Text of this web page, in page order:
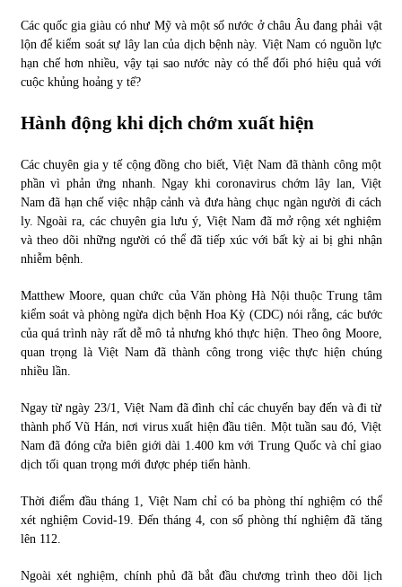
Top 10 xe bán chạy nhất tháng 9/2021
13/10/2021
Các quốc gia giàu có như Mỹ và một số nước ở châu Âu đang phải vật
lộn để kiểm soát sự lây lan của dịch bệnh này. Việt Nam có nguồn lực
hạn chế hơn nhiều, vậy tại sao nước này có thể đối phó hiệu quả với
cuộc khủng hoảng y tế?
Hành động khi dịch chớm xuất hiện
Các chuyên gia y tế cộng đồng cho biết, Việt Nam đã thành công một
phần vì phản ứng nhanh. Ngay khi coronavirus chớm lây lan, Việt
Nam đã hạn chế việc nhập cảnh và đưa hàng chục ngàn người đi cách
ly. Ngoài ra, các chuyên gia lưu ý, Việt Nam đã mở rộng xét nghiệm
và theo dõi những người có thể đã tiếp xúc với bất kỳ ai bị ghi nhận
nhiễm bệnh.
Matthew Moore, quan chức của Văn phòng Hà Nội thuộc Trung tâm
kiểm soát và phòng ngừa dịch bệnh Hoa Kỳ (CDC) nói rằng, các bước
của quá trình này rất dễ mô tả nhưng khó thực hiện. Theo ông Moore,
quan trọng là Việt Nam đã thành công trong việc thực hiện chúng
nhiều lần.
Ngay từ ngày 23/1, Việt Nam đã đình chỉ các chuyến bay đến và đi từ
thành phố Vũ Hán, nơi virus xuất hiện đầu tiên. Một tuần sau đó, Việt
Nam đã đóng cửa biên giới dài 1.400 km với Trung Quốc và chỉ giao
dịch tối quan trọng mới được phép tiến hành.
Thời điểm đầu tháng 1, Việt Nam chỉ có ba phòng thí nghiệm có thể
xét nghiệm Covid-19. Đến tháng 4, con số phòng thí nghiệm đã tăng
lên 112.
Ngoài xét nghiệm, chính phủ đã bắt đầu chương trình theo dõi lịch